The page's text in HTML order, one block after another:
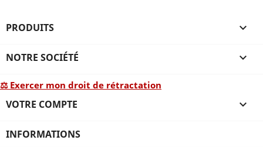
PRODUITS 
NOTRE SOCIÉTÉ 
⚖ Exercer mon droit de rétractation
VOTRE COMPTE 
INFORMATIONS